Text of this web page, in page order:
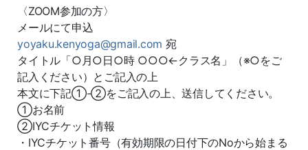
〈ZOOM参加の方〉
メールにて申込
yoyaku.kenyoga@gmail.com 宛
タイトル「○月○日○時 ○○○←クラス名」（※○をご
記入ください）とご記入の上
本文に下記①-②をご記入の上、送信してください。
①お名前
②IYCチケット情報
・IYCチケット番号（有効期限の日付下のNoから始まる